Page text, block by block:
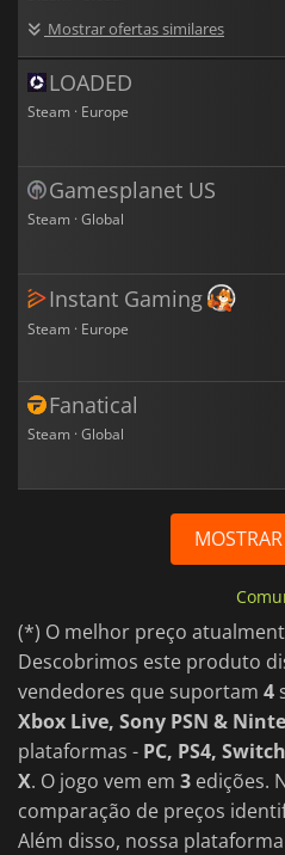
Mostrar ofertas similares
LOADED
Steam · Europe
Gamesplanet US
Steam · Global
Instant Gaming
Steam · Europe
Fanatical
Steam · Global
(*) O melhor preço
Descobrimos este produto
vendedores que suportam 4
Xbox Live, Sony PSN &
plataformas - PC, PS4,
X. O jogo vem em 3 edições.
comparação de preços
Além disso, nossa